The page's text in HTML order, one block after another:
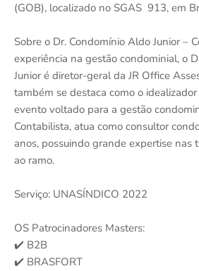
(GOB), localizado no SGAS 913, em
Sobre o Dr. Condomínio Aldo Junior –
experiência na gestão condominial, o
Junior é diretor-geral da JR Office
também se destaca como o
evento voltado para a gestão
Contabilista, atua como consultor
anos, possuindo grande expertise nas
ao ramo.
Serviço: UNASÍNDICO 2022
OS Patrocinadores Masters:
✔️ B2B
✔️ BRASFORT